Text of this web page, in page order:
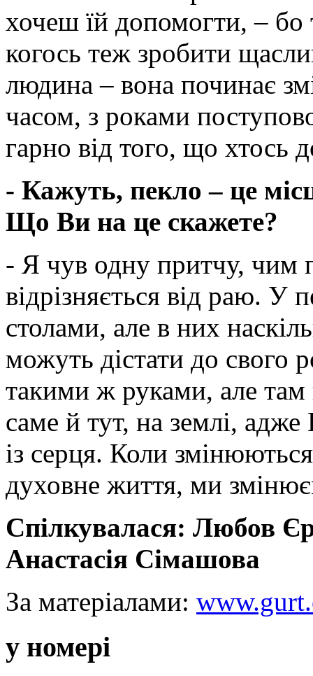
хочеш їй допомогти, –
когось теж зробити
людина – вона починає
часом, з роками
гарно від того, що хтось
- Кажуть, пекло – це
Що Ви на це скажете?
- Я чув одну притчу, чим
відрізняється від раю.
столами, але в них
можуть дістати до свого
такими ж руками, але
саме й тут, на землі,
із серця. Коли
духовне життя, ми
Спілкувалася: Любов
Анастасія Сімашова
За матеріалами:
у номері